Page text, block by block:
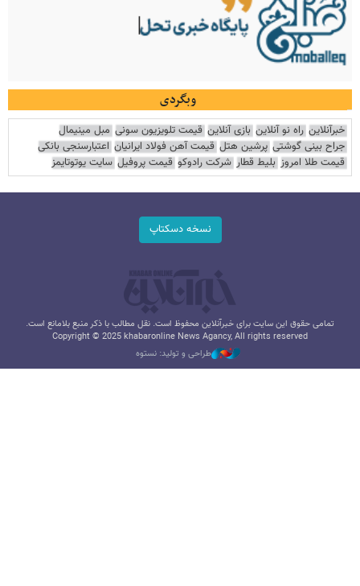
وبگردی
خبرآنلاین راه نو آنلاین بازی آنلاین قیمت تلویزیون سونی مبل مینیمال
جراح بینی گوشتی پرشین هتل قیمت آهن فولاد ایرانیان اعتبارسنجی بانکی
قیمت طلا امروز بلیط قطار شرکت رادوکو قیمت پروفیل سایت یوتوتایمز
نسخه دسکتاپ
تمامی حقوق این سایت برای خبرآنلاین محفوظ است. نقل مطالب با ذکر منبع بلامانع است.
Copyright © 2025 khabaronline News Agancy, All rights reserved
طراحی و تولید: نستوه